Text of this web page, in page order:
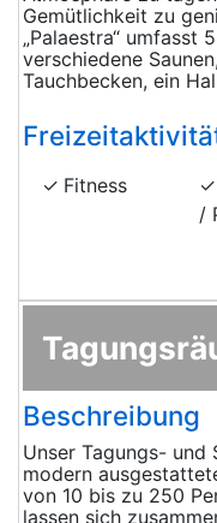
Gemütlichkeit zu
„Palaestra“ umfasst
verschiedene
Tauchbecken, ein
Fitness
/
Beschreibung
Unser Tagungs- und
modern
von 10 bis zu 250
lassen sich